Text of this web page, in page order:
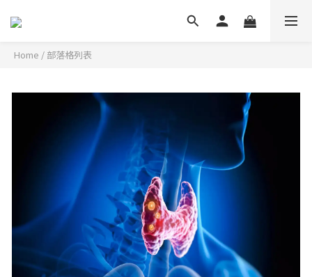
Home / 部落格列表